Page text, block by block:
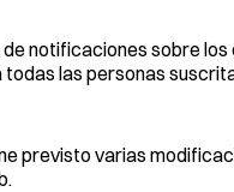
notificaciones sobre
las personas
previsto varias